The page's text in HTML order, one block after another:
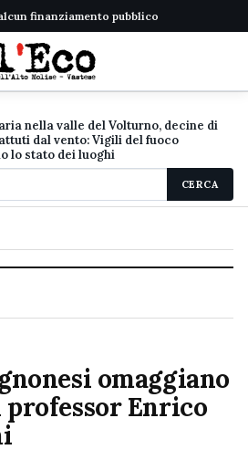
finanziamento pubblico
nella valle del Volturno, decine di
dal vento: Vigili del fuoco
lo stato dei luoghi
CERCA
omaggiano
Enrico